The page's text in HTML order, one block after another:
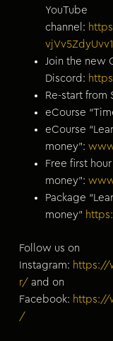
YouTube
channel:
Join the new
Discord:
Re-start from
eCourse
eCourse
money”:
Free first
money”:
Package
money”
Follow us on
Instagram: ⁠https://
r/⁠ and on
Facebook: ⁠https://
/